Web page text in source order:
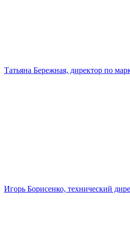
Татьяна Бережная, директор по
Игорь Борисенко, технический